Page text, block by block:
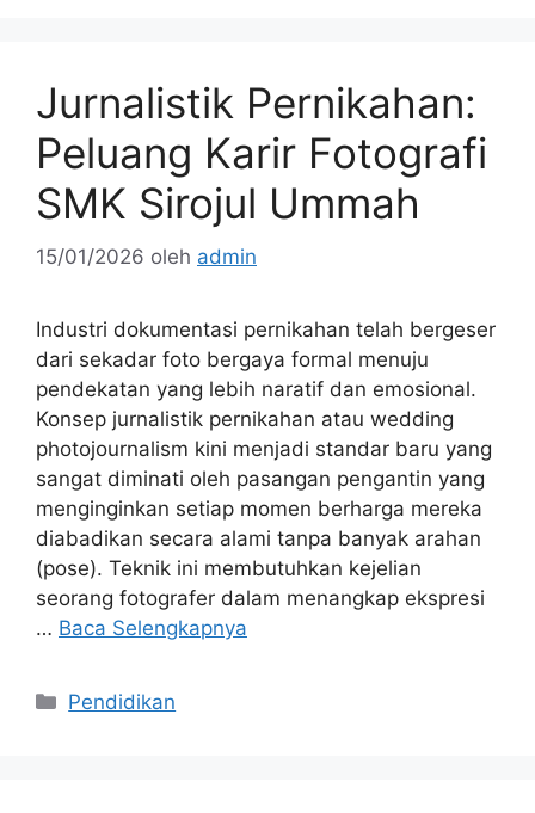
Jurnalistik Pernikahan:
Peluang Karir Fotografi
SMK Sirojul Ummah
15/01/2026 oleh admin
Industri dokumentasi pernikahan telah bergeser
dari sekadar foto bergaya formal menuju
pendekatan yang lebih naratif dan emosional.
Konsep jurnalistik pernikahan atau wedding
photojournalism kini menjadi standar baru yang
sangat diminati oleh pasangan pengantin yang
menginginkan setiap momen berharga mereka
diabadikan secara alami tanpa banyak arahan
(pose). Teknik ini membutuhkan kejelian
seorang fotografer dalam menangkap ekspresi
… Baca Selengkapnya
Kategori
Pendidikan